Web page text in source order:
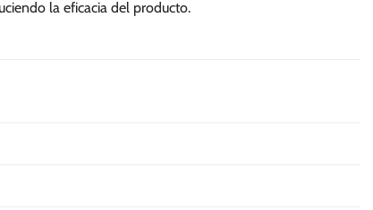
la eficacia del producto.